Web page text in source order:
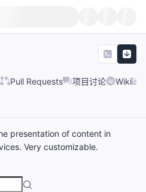
Pull Requests 项目讨论 Wiki
presentation of content in
Very customizable.